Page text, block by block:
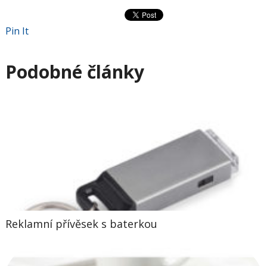
Pin It
Podobné články
Reklamní přívěsek s baterkou